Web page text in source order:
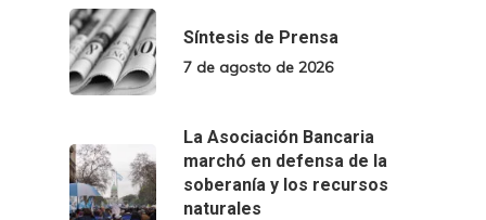
Síntesis de Prensa
7 de agosto de 2026
La Asociación Bancaria
marchó en defensa de la
soberanía y los recursos
naturales